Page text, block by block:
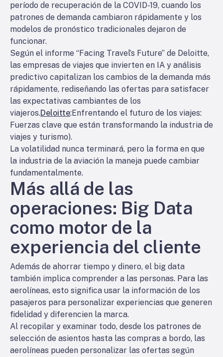
período de recuperación de la COVID-19, cuando los
patrones de demanda cambiaron rápidamente y los
modelos de pronóstico tradicionales dejaron de
funcionar.
Según el informe “Facing Travel’s Future” de Deloitte,
las empresas de viajes que invierten en IA y análisis
predictivo capitalizan los cambios de la demanda más
rápidamente, rediseñando las ofertas para satisfacer
las expectativas cambiantes de los
viajeros.Deloitte:Enfrentando el futuro de los viajes:
Fuerzas clave que están transformando la industria de
viajes y turismo).
La volatilidad nunca terminará, pero la forma en que
la industria de la aviación la maneja puede cambiar
fundamentalmente.
Más allá de las
operaciones: Big Data
como motor de la
experiencia del cliente
Además de ahorrar tiempo y dinero, el big data
también implica comprender a las personas. Para las
aerolíneas, esto significa usar la información de los
pasajeros para personalizar experiencias que generen
fidelidad y diferencien la marca.
Al recopilar y examinar todo, desde los patrones de
selección de asientos hasta las compras a bordo, las
aerolíneas pueden personalizar las ofertas según